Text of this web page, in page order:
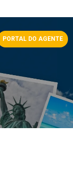
PORTAL DO AGENTE